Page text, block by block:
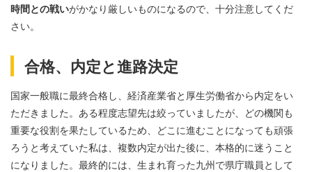
時間との戦いがかなり厳しいものになるので、十分注意してくだ
さい。
合格、内定と進路決定
国家一般職に最終合格し、経済産業省と厚生労働省から内定をい
ただきました。ある程度志望先は絞っていましたが、どの機関も
重要な役割を果たしているため、どこに進むことになっても頑張
ろうと考えていた私は、複数内定が出た後に、本格的に迷うこと
になりました。最終的には、生まれ育った九州で県庁職員として